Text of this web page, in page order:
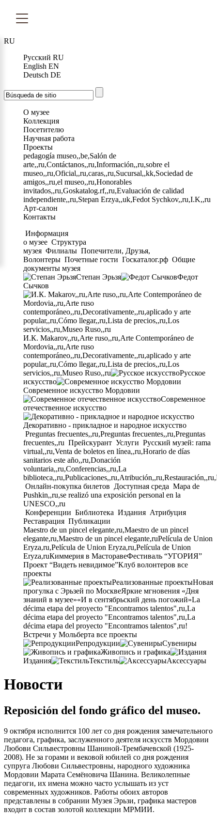
RU
Русский RU
English EN
Deutsch DE
О музее
Коллекция
Посетителю
Научная работа
Проекты
pedagogía museo,,be,Salón de
arte,,ru,Contáctanos,,ru,Información,,ru,sobre el
museo,,ru,Oficial,,ru,caras,,ru,Sucursal,,kk,Sociedad de
amigos,,ru,el museo,,ru,Honorables
invitados,,ru,Goskatalog.rf,,ru,Evaluación de calidad
independiente,,ru,Stepan Erzya,,uk,Fedot Sychkov,,ru,I.K,,ru
Арт-салон
Контакты
Информация
о музее Структура
музея Филиалы Попечители, Друзья,
Волонтеры Почетные гости Госкаталог.рф Общие
документы музея
Степан Эрьзя
Федот
Сычков
И.К. Makarov,,ru,Arte ruso,,ru,Arte Contemporáneo de
Mordovia,,ru,Arte ruso
contemporáneo,,ru,Decorativamente,,ru,aplicado y arte
popular,,ru,Cómo llegar,,ru,Lista de precios,,ru,Los
servicios,,ru,Museo Ruso,,ru
Русское
искусство
Современное искусство Мордовии
Современное
отечественное искусство
Декоративно - прикладное и народное искусство
Preguntas frecuentes,,ru,Preguntas frecuentes,,ru,Preguntas
frecuentes,,ru Прейскурант Услуги Русский музей: rama
virtual,,ru,Venta de boletos en línea,,ru,Horario de días
sanitarios este año,,ru,Donación
voluntaria,,ru,Conferencias,,ru,La
Онлайн-покупка билетов Доступная среда Mapa de
Pushkin,,ru,se realizó una exposición personal en la
UNESCO,,ru
Конференции Библиотека Издания Атрибуция
Реставрация Публикации
Maestro de un pincel elegante,ru,Maestro de un pincel
elegante,ru,Maestro de un pincel elegante,ruPelícula de Union
Eryza,ru,Película de Union Eryza,ru,Película de Union
Eryza,ruКиммерия в МасторавеФестиваль “УГОРИЯ”
Проект “Видеть невидимое”Клуб волонтеров все
проекты
Реализованные проектыНовая
прогулка с Эрьзей по МосквеЯркие мгновения «Дня
знаний в музее»«И в сентябрьский день погожий»La
décima etapa del proyecto "Encontramos talentos",ru,La
décima etapa del proyecto "Encontramos talentos",ru,La
décima etapa del proyecto "Encontramos talentos",ru!
Встречи у Мольберта все проекты
Репродукции
Сувениры
Живопись и графика
Издания
Текстиль Аксессуары
Новости
Reposición del fondo gráfico del museo.
9 октября исполнится 100 лет со дня рождения замечательного
педагога, графика, заслуженного деятеля искусств Мордовии
Любови Сильвестровны Шаниной-Трембачевской (1925-
2008). Не за горами и вековой юбилей со дня рождения
супруга Любови Сильвестровны, народного художника
Мордовии Марата Семёновича Шанина. Великолепные
педагоги, их имена можно часто услышать из уст
современных художников. Работы обоих авторов
представлены в собрании Музея Эрьзи, графика мастеров
входит в состав золотой коллекции МРМИИ.